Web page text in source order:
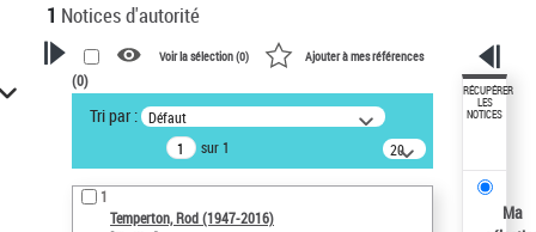
1 Notices d'autorité
VOTRE RECHERCHE
Recherche avancée dans les
notices d’autorité
Œuvres liées à l'auteur :
Temperton, Rod (1947-2016)
Voir la sélection (0) Ajouter à mes références
(0)
Tri par : Défaut
sur 1
20
résultats/page
1
Temperton, Rod (1947-2016)
RÉCUPÉRER
LES
NOTICES
Ma